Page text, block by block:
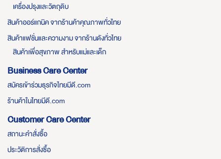
เครื่องปรุงและวัตถุดิบ
สินค้าออร์แกนิค จากร้านค้าคุณภาพทั่วไทย
สินค้าแฟชั่นและความงาม จากร้านดังทั่วไทย
สินค้าเพื่อสุขภาพ สำหรับแม่และเด็ก
Business Care Center
สมัครเข้าร่วมธุรกิจไทยมีดี.com
ร้านค้าในไทยมีดี.com
Customer Care Center
สถานะคำสั่งซื้อ
ประวัติการสั่งซื้อ